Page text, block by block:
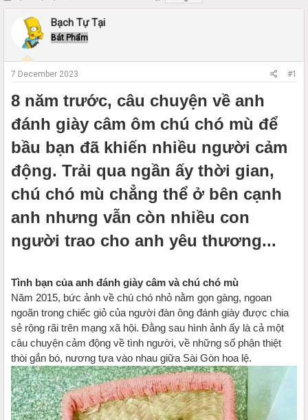
s
a
r
t
e
r
a
r
t
a
Bạch Tự Tại
Bát Phẩm
7 December 2023 #1
8 năm trước, câu chuyện về anh
đánh giày câm ôm chú chó mù để
bầu bạn đã khiến nhiều người cảm
động. Trải qua ngần ấy thời gian,
chú chó mù chẳng thể ở bên cạnh
anh nhưng vẫn còn nhiều con
người trao cho anh yêu thương...
Tình bạn của anh đánh giày câm và chú chó mù
Năm 2015, bức ảnh về chú chó nhỏ nằm gọn gàng, ngoan
ngoãn trong chiếc giỏ của người đàn ông đánh giày được chia
sẻ rộng rãi trên mạng xã hội. Đằng sau hình ảnh ấy là cả một
câu chuyện cảm động về tình người, về những số phận thiệt
thòi gắn bó, nương tựa vào nhau giữa Sài Gòn hoa lệ.